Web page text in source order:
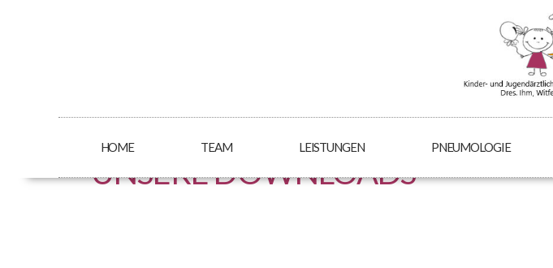
HOME TEAM LEISTUNGEN PNEUMOLOGIE
UNSERE DOWNLOADS